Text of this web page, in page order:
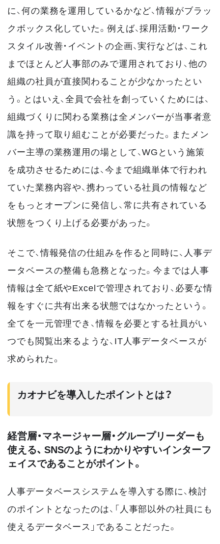
に、何の業務を運用しているかなど、情報がブラッ
クボックス化していた。例えば、採用活動・ワーク
スタイル改善・イベントの企画、実行などは、これ
までほとんど人事部のみで運用されており、他の
組織の社員が直接関わることが少なかったとい
う。とはいえ、全員で会社を創っていくためには、
組織づくりに関わる業務は全メンバーが当事者意
識を持って取り組むことが必要だった。またメン
バー主導の業務運用の場として、WGという施策
を成功させるためには、今まで組織単体で行われ
ていた業務内容や、携わっている社員の情報など
をもっとオープンに発信し、常に共有されている
状態をつくり上げる必要があった。
そこで、情報発信の仕組みを作ると同時に、人事デ
ータベースの整備も急務となった。今までは人事
情報は全て紙やExcelで管理されており、必要な情
報をすぐに共有出来る状態ではなかったという。
全てを一元管理でき、情報を必要とする社員がい
つでも閲覧出来るような、IT人事データベースが
求められた。
カオナビを導入したポイントとは？
経営層・マネージャー層・グループリーダーも
使える、 SNSのようにわかりやすいインターフ
ェイスであることがポイント。
人事データベースシステムを導入する際に、検討
のポイントとなったのは、「人事部以外の社員にも
使えるデータベース」であることだった。